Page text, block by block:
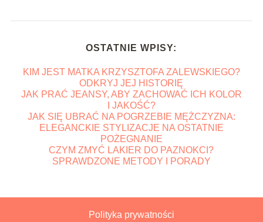
OSTATNIE WPISY:
KIM JEST MATKA KRZYSZTOFA ZALEWSKIEGO?
ODKRYJ JEJ HISTORIĘ
JAK PRAĆ JEANSY, ABY ZACHOWAĆ ICH KOLOR
I JAKOŚĆ?
JAK SIĘ UBRAĆ NA POGRZEBIE MĘŻCZYZNA:
ELEGANCKIE STYLIZACJE NA OSTATNIE
POŻEGNANIE
CZYM ZMYĆ LAKIER DO PAZNOKCI?
SPRAWDZONE METODY I PORADY
Polityka prywatności